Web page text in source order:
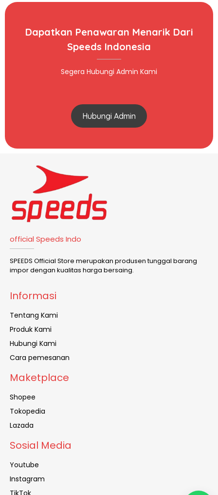
Dapatkan Penawaran Menarik Dari
Speeds Indonesia
Segera Hubungi Admin Kami
Hubungi Admin
official Speeds Indo
SPEEDS Official Store merupakan produsen tunggal barang
impor dengan kualitas harga bersaing.
Informasi
Tentang Kami
Produk Kami
Hubungi Kami
Cara pemesanan
Maketplace
Shopee
Tokopedia
Lazada
Sosial Media
Youtube
Instagram
TikTok